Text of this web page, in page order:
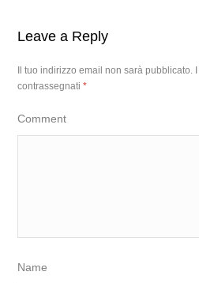
Leave a Reply
Il tuo indirizzo email non sarà pubblicato.
contrassegnati*
Comment
Name